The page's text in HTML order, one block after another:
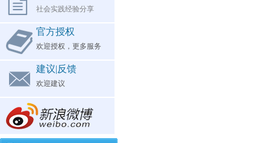
社会实践经验分享
官方授权
欢迎授权，更多服务
建议|反馈
欢迎建议